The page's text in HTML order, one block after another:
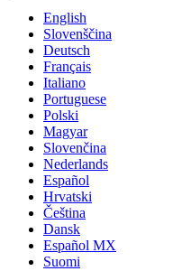
English
Slovenščina
Deutsch
Français
Italiano
Portuguese
Polski
Magyar
Slovenčina
Nederlands
Español
Hrvatski
Čeština
Dansk
Español MX
Suomi